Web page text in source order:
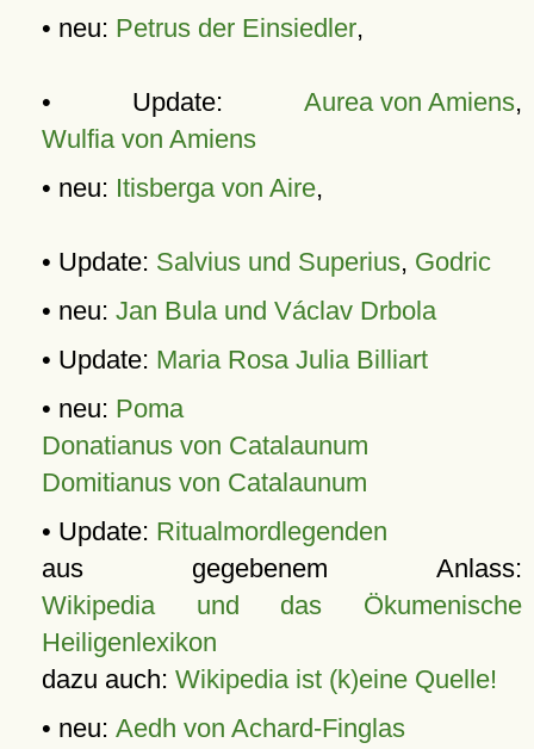
• neu: Petrus der Einsiedler,
• Update: Aurea von Amiens,
Wulfia von Amiens
• neu: Itisberga von Aire,
• Update: Salvius und Superius, Godric
• neu: Jan Bula und Václav Drbola
• Update: Maria Rosa Julia Billiart
• neu: Poma
Donatianus von Catalaunum
Domitianus von Catalaunum
• Update: Ritualmordlegenden
aus gegebenem Anlass:
Wikipedia und das Ökumenische
Heiligenlexikon
dazu auch: Wikipedia ist (k)eine Quelle!
• neu: Aedh von Achard-Finglas